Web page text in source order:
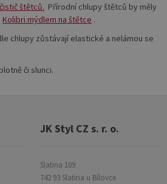
štětců. Přírodní chlupy štětců by měly
Kolibri mýdlem na štětce .
chlupy zůstávají elastické a nelámou se
či slunci.
JK Styl CZ s. r. o.
Slatina 109
742 93 Slatina u Bílovce